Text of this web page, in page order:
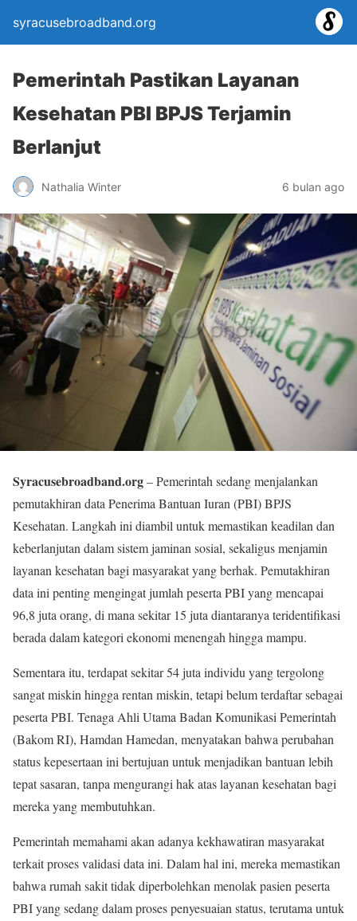
syracusebroadband.org
Pemerintah Pastikan Layanan
Kesehatan PBI BPJS Terjamin
Berlanjut
Nathalia Winter 6 bulan ago
Syracusebroadband.org– Pemerintah sedang menjalankan
pemutakhiran data Penerima Bantuan Iuran (PBI) BPJS
Kesehatan. Langkah ini diambil untuk memastikan keadilan dan
keberlanjutan dalam sistem jaminan sosial, sekaligus menjamin
layanan kesehatan bagi masyarakat yang berhak. Pemutakhiran
data ini penting mengingat jumlah peserta PBI yang mencapai
96,8 juta orang, di mana sekitar 15 juta diantaranya teridentifikasi
berada dalam kategori ekonomi menengah hingga mampu.
Sementara itu, terdapat sekitar 54 juta individu yang tergolong
sangat miskin hingga rentan miskin, tetapi belum terdaftar sebagai
peserta PBI. Tenaga Ahli Utama Badan Komunikasi Pemerintah
(Bakom RI), Hamdan Hamedan, menyatakan bahwa perubahan
status kepesertaan ini bertujuan untuk menjadikan bantuan lebih
tepat sasaran, tanpa mengurangi hak atas layanan kesehatan bagi
mereka yang membutuhkan.
Pemerintah memahami akan adanya kekhawatiran masyarakat
terkait proses validasi data ini. Dalam hal ini, mereka memastikan
bahwa rumah sakit tidak diperbolehkan menolak pasien peserta
PBI yang sedang dalam proses penyesuaian status, terutama untuk